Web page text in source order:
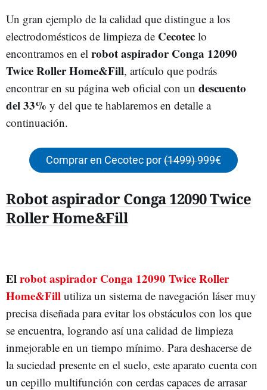
Un gran ejemplo de la calidad que distingue a los
electrodomésticos de limpieza de Cecotec lo
encontramos en el robot aspirador Conga 12090
Twice Roller Home&Fill, artículo que podrás
encontrar en su página web oficial con un descuento
del 33% y del que te hablaremos en detalle a
continuación.
Comprar en Cecotec por (1499)999€
Robot aspirador Conga 12090 Twice
Roller Home&Fill
Elrobot aspirador Conga 12090 Twice Roller
Home&Fill utiliza un sistema de navegación láser muy
precisa diseñada para evitar los obstáculos con los que
se encuentra, logrando así una calidad de limpieza
inmejorable en un tiempo mínimo. Para deshacerse de
la suciedad presente en el suelo, este aparato cuenta con
un cepillo multifunción con cerdas capaces de arrasar